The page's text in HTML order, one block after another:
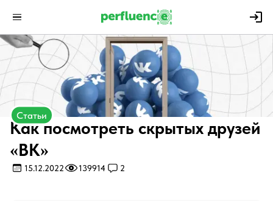
Статьи
Как посмотреть скрытых друзей
«ВК»
15.12.2022 139914 2